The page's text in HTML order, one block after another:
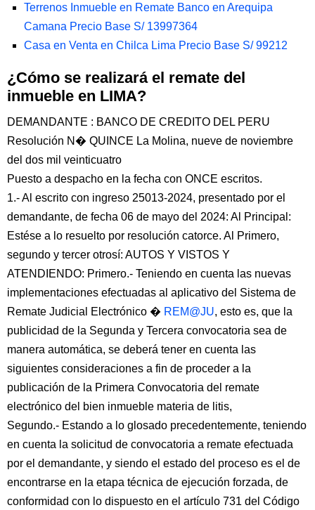
Terrenos Inmueble en Remate Banco en Arequipa
Camana Precio Base S/ 13997364
Casa en Venta en Chilca Lima Precio Base S/ 99212
¿Cómo se realizará el remate del
inmueble en LIMA?
DEMANDANTE : BANCO DE CREDITO DEL PERU
Resolución N� QUINCE La Molina, nueve de noviembre
del dos mil veinticuatro
Puesto a despacho en la fecha con ONCE escritos.
1.- Al escrito con ingreso 25013-2024, presentado por el
demandante, de fecha 06 de mayo del 2024: Al Principal:
Estése a lo resuelto por resolución catorce. Al Primero,
segundo y tercer otrosí: AUTOS Y VISTOS Y
ATENDIENDO: Primero.- Teniendo en cuenta las nuevas
implementaciones efectuadas al aplicativo del Sistema de
Remate Judicial Electrónico � REM@JU, esto es, que la
publicidad de la Segunda y Tercera convocatoria sea de
manera automática, se deberá tener en cuenta las
siguientes consideraciones a fin de proceder a la
publicación de la Primera Convocatoria del remate
electrónico del bien inmueble materia de litis,
Segundo.- Estando a lo glosado precedentemente, teniendo
en cuenta la solicitud de convocatoria a remate efectuada
por el demandante, y siendo el estado del proceso es el de
encontrarse en la etapa técnica de ejecución forzada, de
conformidad con lo dispuesto en el artículo 731 del Código